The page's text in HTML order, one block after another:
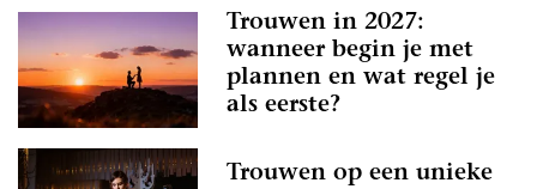
Trouwen in 2027:
wanneer begin je met
plannen en wat regel je
als eerste?
Trouwen op een unieke